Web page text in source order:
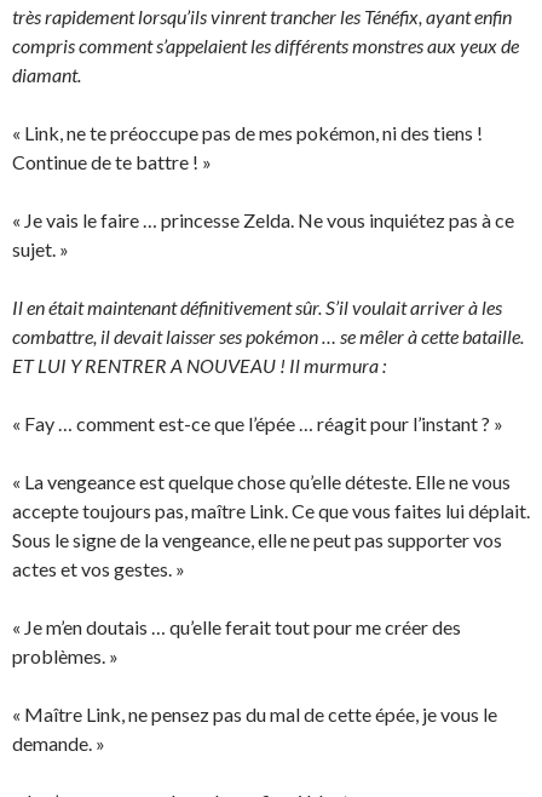
très rapidement lorsqu’ils vinrent trancher les Ténéfix, ayant enfin
compris comment s’appelaient les différents monstres aux yeux de
diamant.
« Link, ne te préoccupe pas de mes pokémon, ni des tiens !
Continue de te battre ! »
« Je vais le faire … princesse Zelda. Ne vous inquiétez pas à ce
sujet. »
Il en était maintenant définitivement sûr. S’il voulait arriver à les
combattre, il devait laisser ses pokémon … se mêler à cette bataille.
ET LUI Y RENTRER A NOUVEAU ! Il murmura :
« Fay … comment est-ce que l’épée … réagit pour l’instant ? »
« La vengeance est quelque chose qu’elle déteste. Elle ne vous
accepte toujours pas, maître Link. Ce que vous faites lui déplait.
Sous le signe de la vengeance, elle ne peut pas supporter vos
actes et vos gestes. »
« Je m’en doutais … qu’elle ferait tout pour me créer des
problèmes. »
« Maître Link, ne pensez pas du mal de cette épée, je vous le
demande. »